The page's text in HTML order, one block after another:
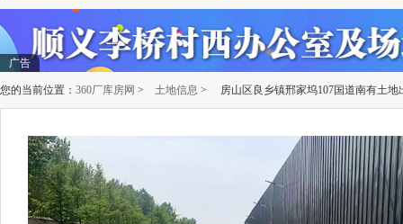
广告
您的当前位置： 360厂库房网 > 土地信息 > 房山区良乡镇邢家坞107国道南有土地